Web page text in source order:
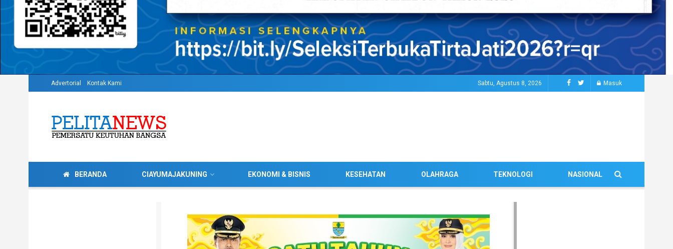
Advertorial Kontak Kami Sabtu, Agustus 8, 2026 Masuk
BERANDA CIAYUMAJAKUNING EKONOMI & BISNIS KESEHATAN OLAHRAGA TEKNOLOGI NASIONAL